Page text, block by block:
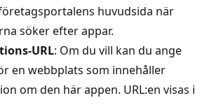
huvudsida när
söker efter appar.
URL: Om du vill kan du ange
en webbplats som innehåller
om den här appen. URL:en visas i